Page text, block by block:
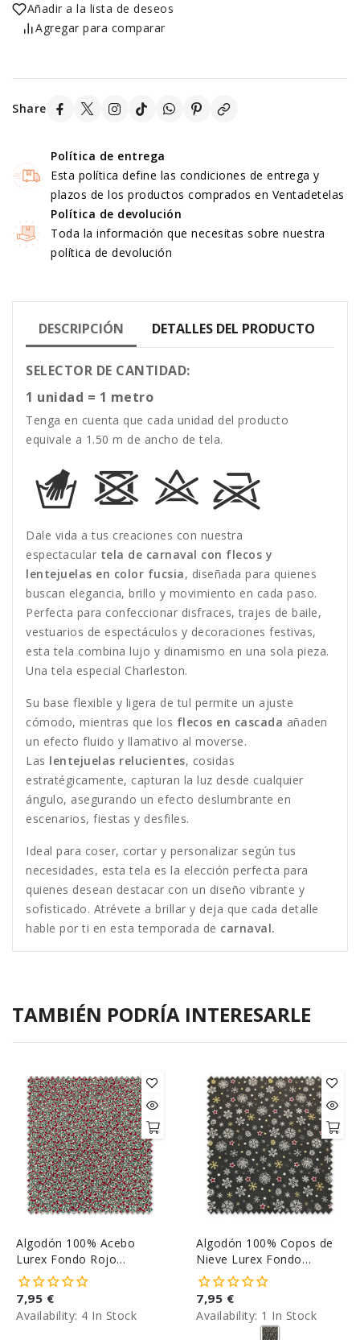
Añadir a la lista de deseos
Agregar para comparar
Share
Política de entrega
Esta política define las condiciones de entrega y
plazos de los productos comprados en Ventadetelas
Política de devolución
Toda la información que necesitas sobre nuestra
política de devolución
DESCRIPCIÓN DETALLES DEL PRODUCTO
SELECTOR DE CANTIDAD:
1 unidad = 1 metro
Tenga en cuenta que cada unidad del producto
equivale a 1.50 m de ancho de tela.
Dale vida a tus creaciones con nuestra
espectacular tela de carnaval con flecos y
lentejuelas en color fucsia, diseñada para quienes
buscan elegancia, brillo y movimiento en cada paso.
Perfecta para confeccionar disfraces, trajes de baile,
vestuarios de espectáculos y decoraciones festivas,
esta tela combina lujo y dinamismo en una sola pieza.
Una tela especial Charleston.
Su base flexible y ligera de tul permite un ajuste
cómodo, mientras que los flecos en cascada añaden
un efecto fluido y llamativo al moverse.
Las lentejuelas relucientes, cosidas
estratégicamente, capturan la luz desde cualquier
ángulo, asegurando un efecto deslumbrante en
escenarios, fiestas y desfiles.
Ideal para coser, cortar y personalizar según tus
necesidades, esta tela es la elección perfecta para
quienes desean destacar con un diseño vibrante y
sofisticado. Atrévete a brillar y deja que cada detalle
hable por ti en esta temporada de carnaval.
TAMBIÉN PODRÍA INTERESARLE
Algodón 100% Acebo
Lurex Fondo Rojo
Navidad
7,95 €
Availability: 4 In Stock
Algodón 100% Copos de
Nieve Lurex Fondo
Antracita Navidad
7,95 €
Availability: 1 In Stock